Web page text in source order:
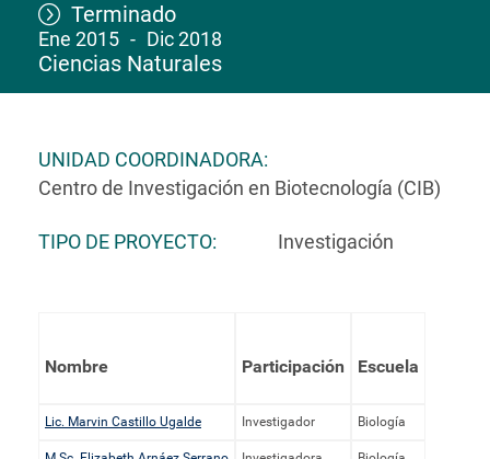
Terminado
Ene 2015 Dic 2018
Ciencias Naturales
UNIDAD COORDINADORA
Centro de Investigación en Biotecnología (CIB)
TIPO DE PROYECTO Investigación
Nombre Participación Escuela
Lic. Marvin Castillo Ugalde Investigador Biología